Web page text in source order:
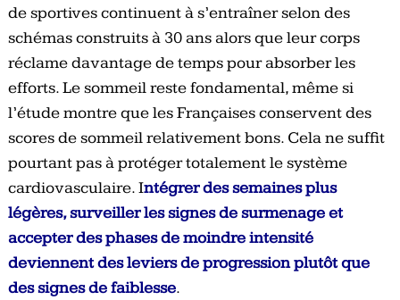
de sportives continuent à s’entraîner selon des
schémas construits à 30 ans alors que leur corps
réclame davantage de temps pour absorber les
efforts. Le sommeil reste fondamental, même si
l’étude montre que les Françaises conservent des
scores de sommeil relativement bons. Cela ne suffit
pourtant pas à protéger totalement le système
cardiovasculaire. Intégrer des semaines plus
légères, surveiller les signes de surmenage et
accepter des phases de moindre intensité
deviennent des leviers de progression plutôt que
des signes de faiblesse.